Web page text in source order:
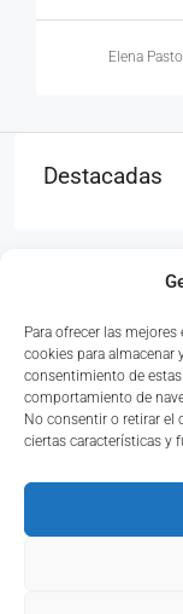
Para ofrecer las
cookies para almacenar
consentimiento de
comportamiento de
No consentir o retirar el
ciertas características y
Elena
Destacadas
Avinguda del